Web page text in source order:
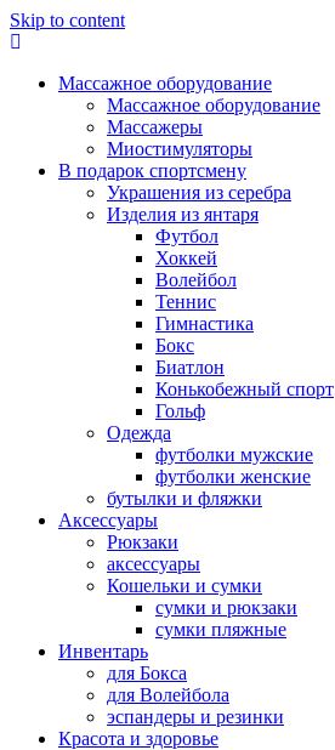
Skip to content
Массажное оборудование
Массажное оборудование
Массажеры
Миостимуляторы
В подарок спортсмену
Украшения из серебра
Изделия из янтаря
Футбол
Хоккей
Волейбол
Теннис
Гимнастика
Бокс
Биатлон
Конькобежный спорт
Гольф
Одежда
футболки мужские
футболки женские
бутылки и фляжки
Аксессуары
Рюкзаки
аксессуары
Кошельки и сумки
сумки и рюкзаки
сумки пляжные
Инвентарь
для Бокса
для Волейбола
эспандеры и резинки
Красота и здоровье